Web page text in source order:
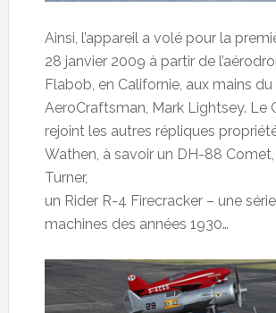
Ainsi, l’appareil a volé pour la
28 janvier 2009 à partir de
Flabob, en Californie, aux mains
AeroCraftsman, Mark Lightsey. Le
rejoint les autres répliques
Wathen, à savoir un DH-88
Turner,
un Rider R-4 Firecracker – une
machines des années 1930…